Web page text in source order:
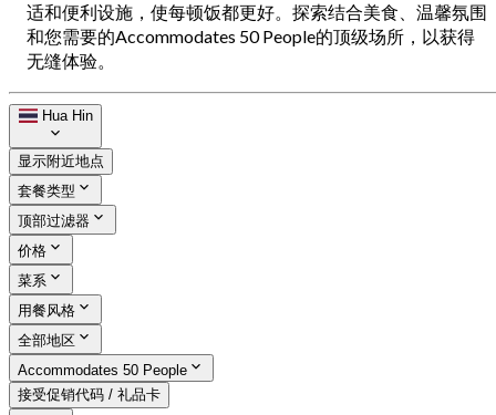
适和便利设施，使每顿饭都更好。探索结合美食、温馨氛围
和您需要的Accommodates 50 People的顶级场所，以获得
无缝体验。
Hua Hin
显示附近地点
套餐类型
顶部过滤器
价格
菜系
用餐风格
全部地区
Accommodates 50 People
接受促销代码 / 礼品卡